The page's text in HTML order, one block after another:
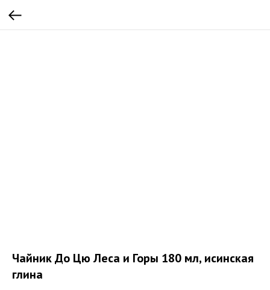
Чайник До Цю Леса и Горы 180 мл, исинская
глина